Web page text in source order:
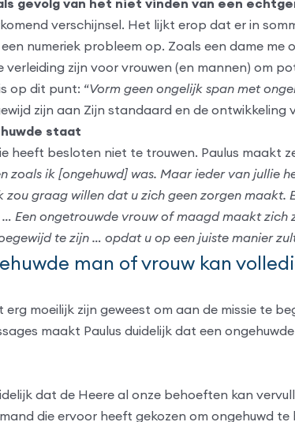
gevolg van het niet vinden van een
verschijnsel. Het lijkt erop dat er in
numeriek probleem op. Zoals een dame
verleiding zijn voor vrouwen (en mannen) om
op dit punt: “Vorm geen ongelijk span met
zijn aan Zijn standaard en de ontwikkeling
staat
heeft besloten niet te trouwen. Paulus maakt
zoals ik [ongehuwd] was. Maar ieder van jullie
zou graag willen dat u zich geen zorgen maakt.
Een ongetrouwde vrouw of maagd maakt
te zijn … opdat u op een juiste manier
man of vrouw kan
erg moeilijk zijn geweest om aan de missie te
maakt Paulus duidelijk dat een
dat de Heere al onze behoeften kan
die ervoor heeft gekozen om ongehuwd